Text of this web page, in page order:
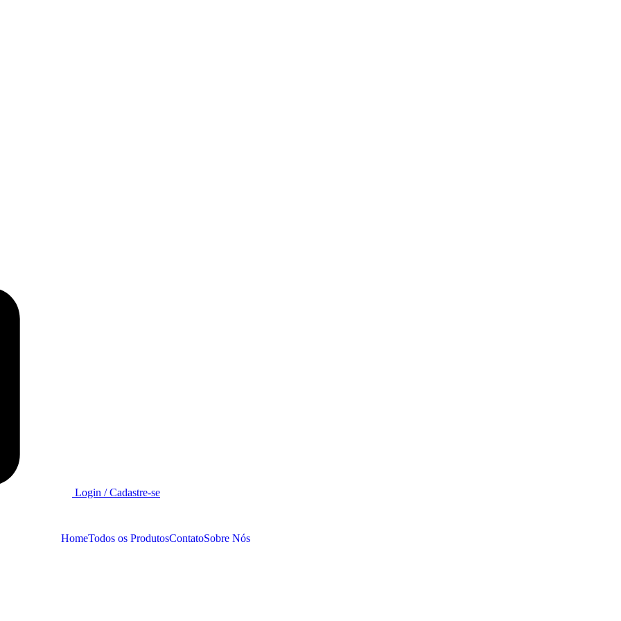
Login / Cadastre-se
HomeTodos os ProdutosContatoSobre Nós